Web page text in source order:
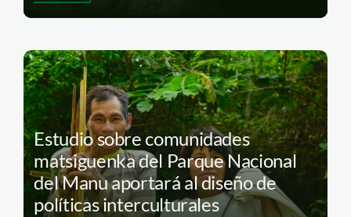
Estudio sobre comunidades
matsiguenka del Parque Nacional
del Manu aportará al diseño de
políticas interculturales